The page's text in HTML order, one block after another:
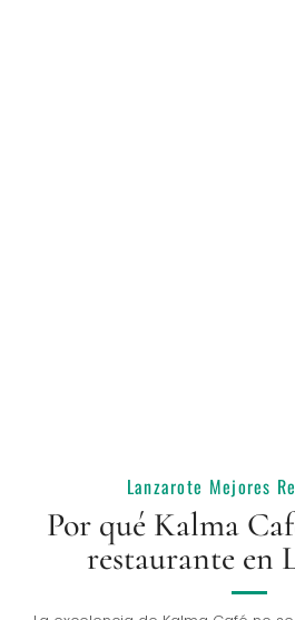
Lanzarote Mejores
Por qué Kalma
restaurante en